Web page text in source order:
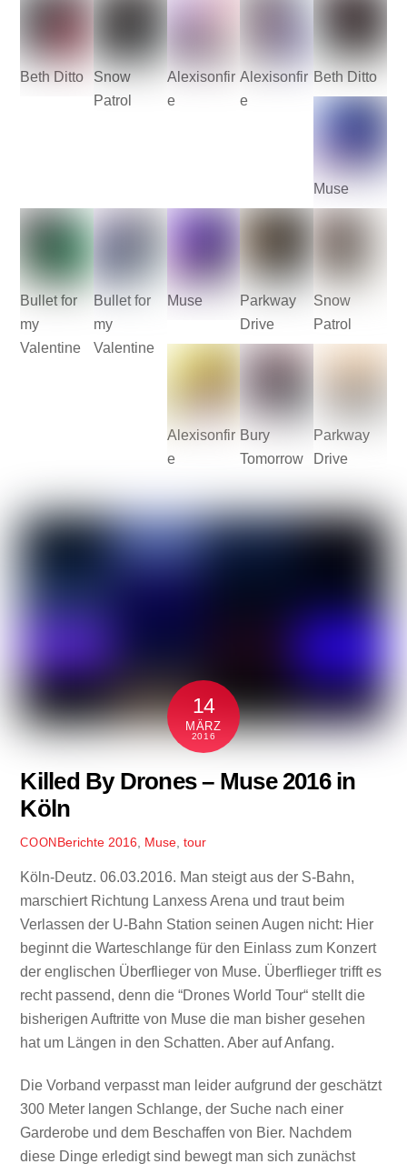
Beth Ditto
Snow
Patrol
Alexisonfir
e
Alexisonfir
e
Beth Ditto
Muse
Bullet for
my
Valentine
Bullet for
my
Valentine
Muse
Parkway
Drive
Snow
Patrol
Alexisonfir
e
Bury
Tomorrow
Parkway
Drive
14
MÄRZ
2016
Killed By Drones – Muse 2016 in
Köln
COONBerichte 2016 Muse tour
Köln-Deutz. 06.03.2016. Man steigt aus der S-Bahn,
marschiert Richtung Lanxess Arena und traut beim
Verlassen der U-Bahn Station seinen Augen nicht: Hier
beginnt die Warteschlange für den Einlass zum Konzert
der englischen Überflieger von Muse. Überflieger trifft es
recht passend, denn die “Drones World Tour“ stellt die
bisherigen Auftritte von Muse die man bisher gesehen
hat um Längen in den Schatten. Aber auf Anfang.
Die Vorband verpasst man leider aufgrund der geschätzt
300 Meter langen Schlange, der Suche nach einer
Garderobe und dem Beschaffen von Bier. Nachdem
diese Dinge erledigt sind bewegt man sich zunächst